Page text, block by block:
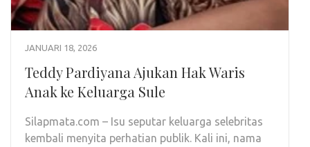
JANUARI 18, 2026
Teddy Pardiyana Ajukan Hak Waris
Anak ke Keluarga Sule
Silapmata.com – Isu seputar keluarga selebritas
kembali menyita perhatian publik. Kali ini, nama